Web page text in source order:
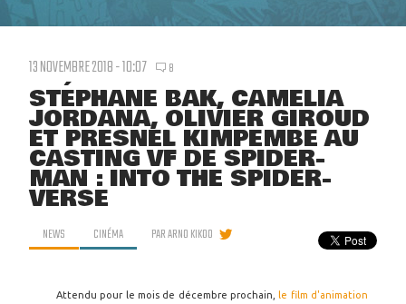
13 NOVEMBRE 2018 - 10:07 8
STÉPHANE BAK, CAMELIA
JORDANA, OLIVIER GIROUD
ET PRESNEL KIMPEMBE AU
CASTING VF DE SPIDER-
MAN : INTO THE SPIDER-
VERSE
NEWS CINÉMA PARARNO KIKOO
Attendu pour le mois de décembre prochain, le film d'animation